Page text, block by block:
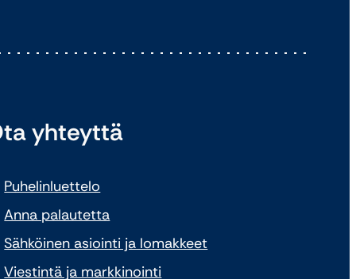
yhteyttä
Puhelinluettelo
Anna palautetta
Sähköinen asiointi ja lomakkeet
Viestintä ja markkinointi